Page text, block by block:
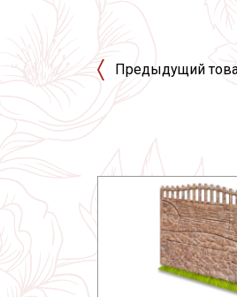
Предыдущий